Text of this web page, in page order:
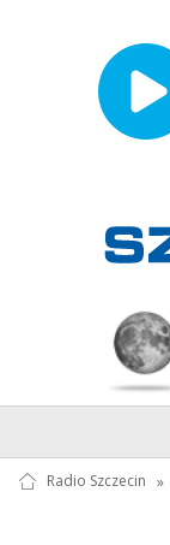
Radio Szczecin »